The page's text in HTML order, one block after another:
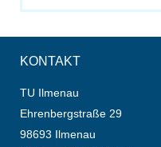
KONTAKT
TU Ilmenau
Ehrenbergstraße 29
98693 Ilmenau